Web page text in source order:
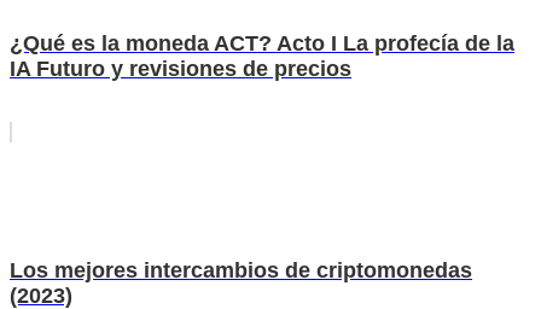
¿Qué es la moneda ACT? Acto I La profecía de la
IA Futuro y revisiones de precios
Los mejores intercambios de criptomonedas
(2023)